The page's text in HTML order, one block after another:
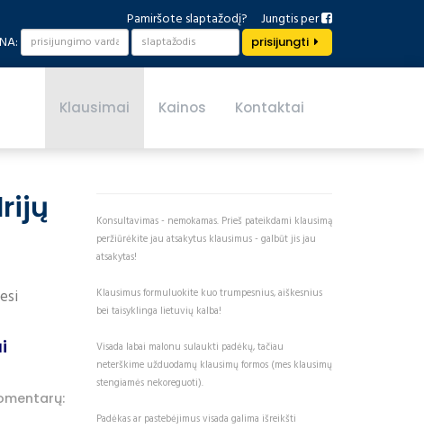
Pamiršote slaptažodį?
Jungtis per
prisijungti
Klausimai Kainos Kontaktai
Konsultavimas - nemokamas. Prieš pateikdami klausimą
peržiūrėkite jau atsakytus klausimus - galbūt jis jau
atsakytas!
Klausimus formuluokite kuo trumpesnius, aiškesnius
bei taisyklinga lietuvių kalba!
Visada labai malonu sulaukti padėkų, tačiau
neterškime užduodamų klausimų formos (mes klausimų
stengiamės nekoreguoti).
Padėkas ar pastebėjimus visada galima išreikšti